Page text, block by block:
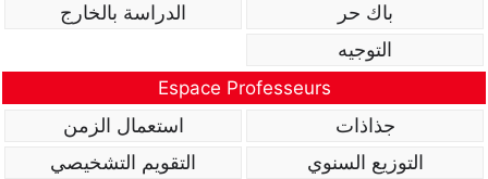
باك حر
الدراسة بالخارج
التوجيه
Espace Professeurs
جذاذات
استعمال الزمن
التوزيع السنوي
التقويم التشخيصي